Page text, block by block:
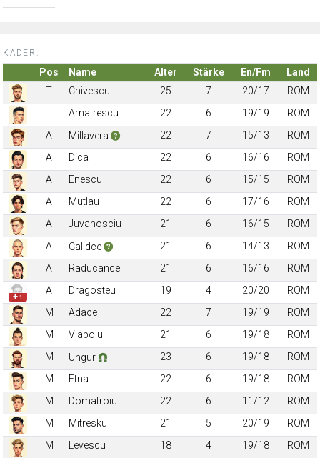
KADER:
Pos Name Alter Stärke En/Fm
Land
T
Chivescu 25 7 20/17
ROM
T
Arnatrescu 22 6 19/19
ROM
A
Millavera 22 7 15/13
ROM
A
Dica 22 6 16/16
ROM
A
Enescu 22 6 15/15
ROM
A
Mutlau 22 6 17/16
ROM
A
Juvanosciu 21 6 16/15
ROM
A
Calidce 21 6 14/13
ROM
A
Raducance 21 6 16/16 ROM
✚ 1
A Dragosteu 19 4 20/20
ROM
M
Adace 22 7 19/19
ROM
M
Vlapoiu 21 6 19/18
ROM
M
Ungur 23 6 19/18
ROM
M
Etna 22 6 19/18
ROM
M
Domatroiu 22 6 11/12
ROM
M
Mitresku 21 5 20/19
ROM
M
Levescu 18 4 19/18
ROM